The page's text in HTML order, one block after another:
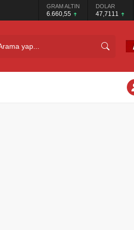
GRAM ALTIN
6.660,55
DOLAR
47,7111